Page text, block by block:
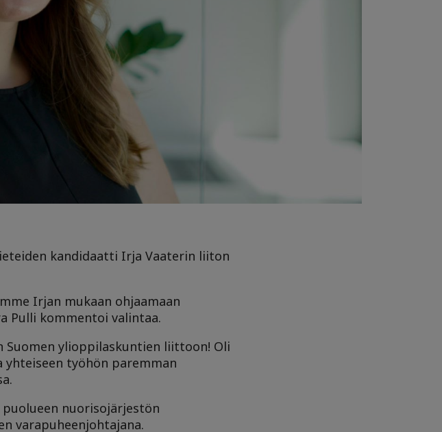
kandidaatti Irja Vaaterin liiton
Irjan mukaan ohjaamaan
Pulli kommentoi valintaa.
Suomen ylioppilaskuntien liittoon! Oli
työhön paremman
nuorisojärjestön
varapuheenjohtajana.